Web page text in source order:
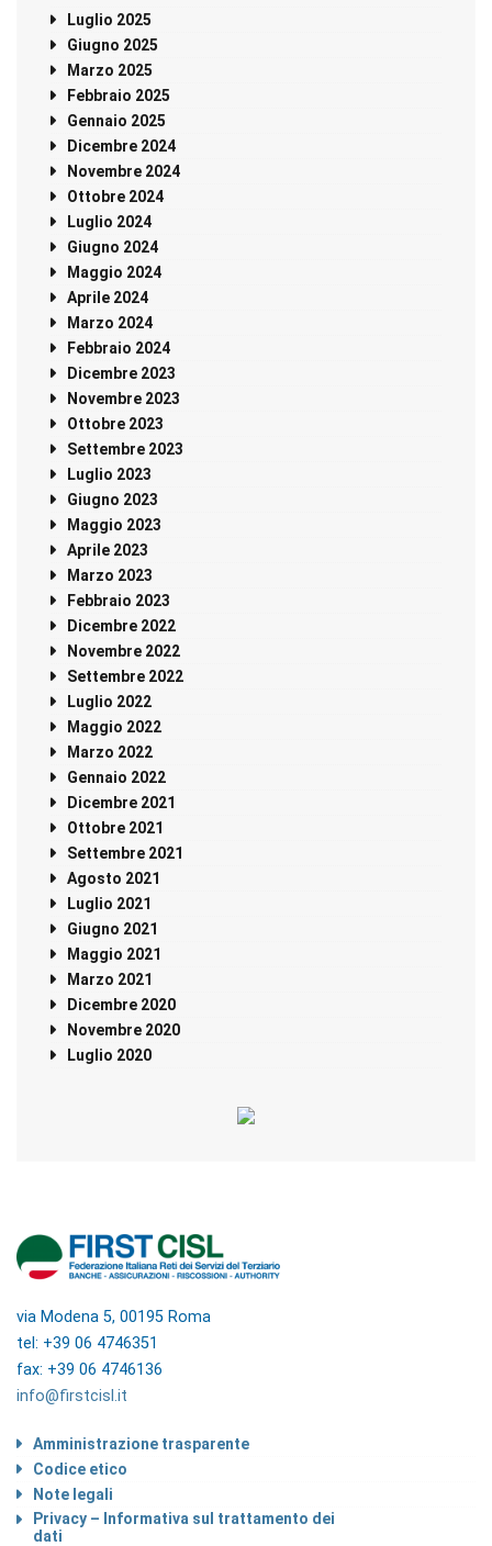
Luglio 2025
Giugno 2025
Marzo 2025
Febbraio 2025
Gennaio 2025
Dicembre 2024
Novembre 2024
Ottobre 2024
Luglio 2024
Giugno 2024
Maggio 2024
Aprile 2024
Marzo 2024
Febbraio 2024
Dicembre 2023
Novembre 2023
Ottobre 2023
Settembre 2023
Luglio 2023
Giugno 2023
Maggio 2023
Aprile 2023
Marzo 2023
Febbraio 2023
Dicembre 2022
Novembre 2022
Settembre 2022
Luglio 2022
Maggio 2022
Marzo 2022
Gennaio 2022
Dicembre 2021
Ottobre 2021
Settembre 2021
Agosto 2021
Luglio 2021
Giugno 2021
Maggio 2021
Marzo 2021
Dicembre 2020
Novembre 2020
Luglio 2020
via Modena 5, 00195 Roma
tel: +39 06 4746351
fax: +39 06 4746136
info@firstcisl.it
Amministrazione trasparente
Codice etico
Note legali
Privacy – Informativa sul trattamento dei
dati